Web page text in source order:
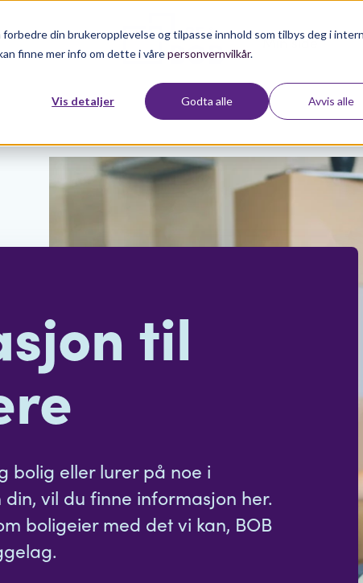
din brukeropplevelse og tilpasse innhold som tilbys deg i
finne mer info om dette i vårepersonvernvilkår.
Vis detaljer Godta alle Avvis alle
Min side
til
bolig eller lurer på noe i
vil du finne informasjon her.
boligeier med det vi kan, BOB